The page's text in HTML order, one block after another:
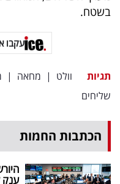
בשטח.
עקבו
תגיות וולט | מחאה |
שליחים
הכתבות החמות
ענק